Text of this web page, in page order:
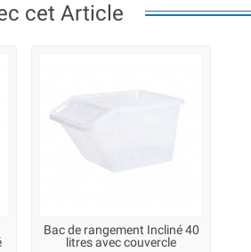
cet Article
Bac de rangement Incliné 40
litres avec couvercle